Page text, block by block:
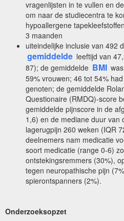
vragenlijsten in te vullen en
om naar de studiecentra te
hypoallergene
3 maanden
uiteindelijke inclusie van 492
gemiddelde leeftijd van
87); de gemiddelde BMI
59% vrouwen; 46 tot 54%
genoten; de gemiddelde
Questionaire (RMDQ)-score
gemiddelde pijnscore in de
1,6) en de mediane duur van
lagerugpijn 260 weken (IQR
deelnemers nam medicatie
soort medicatie (range 0-6)
ontstekingsremmers (30%),
tegen neuropathische pijn
spierontspanners (2%).
Onderzoeksopzet